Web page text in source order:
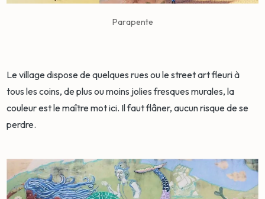
Parapente
Le village dispose de quelques rues ou le street art fleuri à
tous les coins, de plus ou moins jolies fresques murales, la
couleur est le maître mot ici. Il faut flâner, aucun risque de se
perdre.